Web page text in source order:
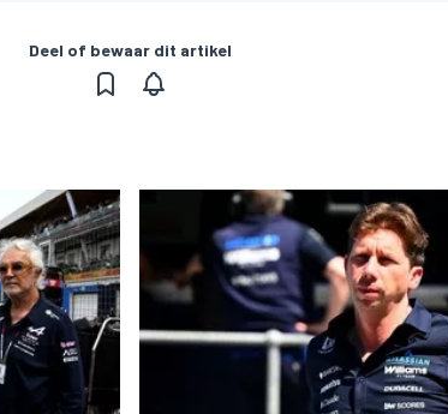
Deel of bewaar dit artikel